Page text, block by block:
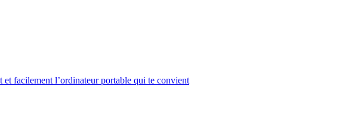
facilement l’ordinateur portable qui te convient